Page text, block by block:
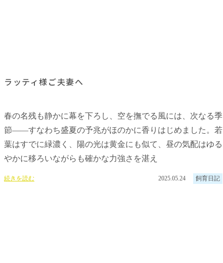
ラッティ様ご夫妻へ
春の名残も静かに幕を下ろし、空を撫でる風には、次なる季
節――すなわち盛夏の予兆がほのかに香りはじめました。若
葉はすでに緑濃く、陽の光は黄金にも似て、昼の気配はゆる
やかに移ろいながらも確かな力強さを湛え
続きを読む 2025.05.24 飼育日記